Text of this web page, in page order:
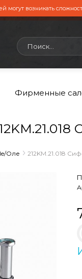
могут возникать
Фирменные
Оле 212KM.21.018